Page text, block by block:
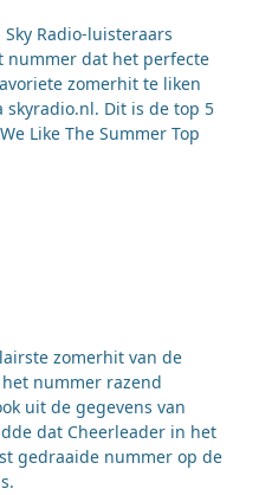
Radio-luisteraars
nummer dat het perfecte
zomerhit te liken
skyradio.nl. Dit is de top 5
Like The Summer Top
zomerhit van de
nummer razend
uit de gegevens van
dat Cheerleader in het
gedraaide nummer op de